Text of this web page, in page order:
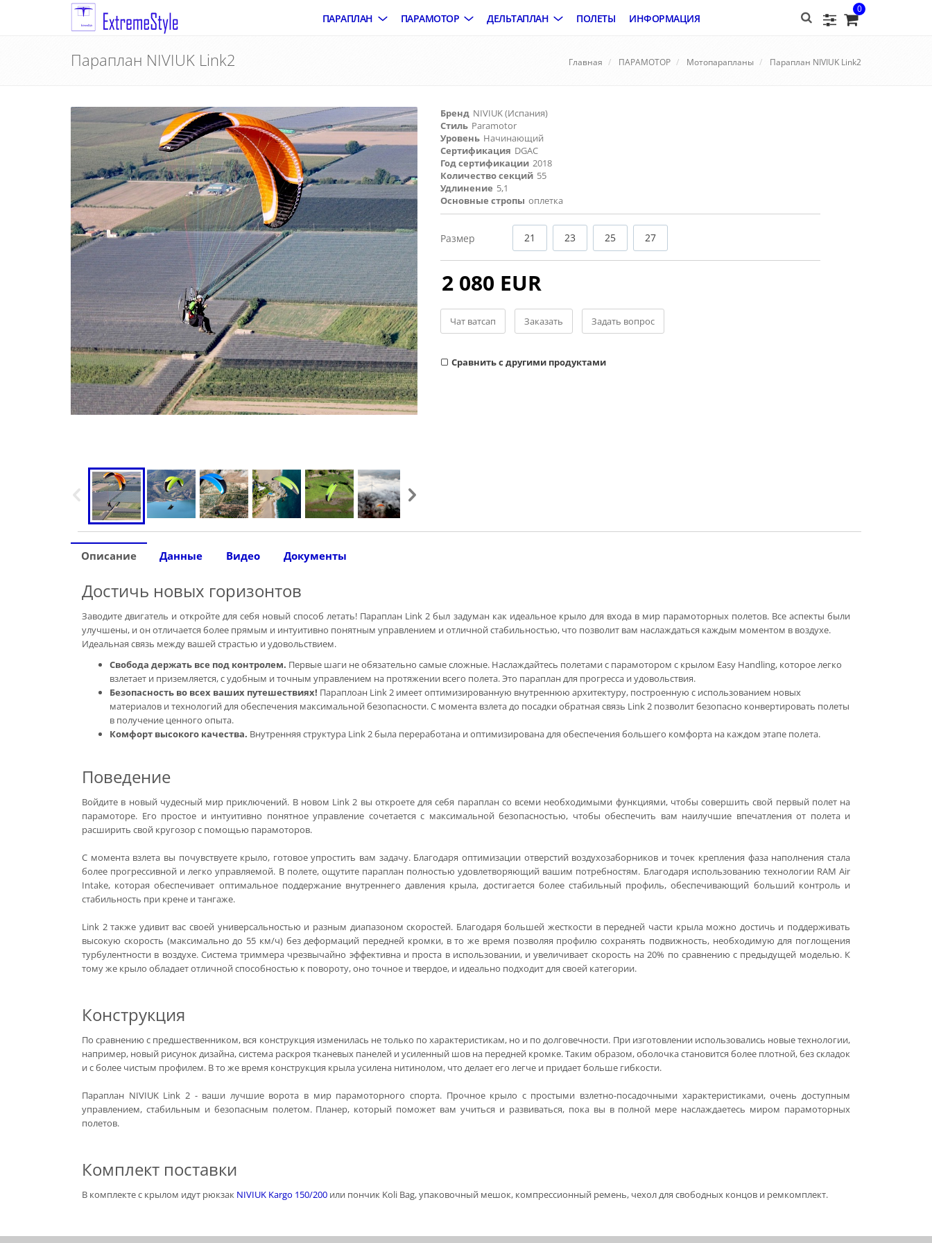
0
ПАРАПЛАН ПАРАМОТОР ДЕЛЬТАПЛАН ПОЛЕТЫ ИНФОРМАЦИЯ
Параплан NIVIUK Link2 Главная ПАРАМОТОР Мотопарапланы Параплан NIVIUK Link2
Бренд NIVIUK (Испания)
Стиль Paramotor
Уровень Начинающий
Сертификация DGAC
Год сертификации 2018
Количество секций 55
Удлинение 5,1
Основные стропы оплетка
Размер 21 23 25 27
2 080 EUR
Чат ватсап Заказать Задать вопрос
Cравнить с другими продуктами
Описание Данные Видео Документы
Достичь новых горизонтов
Заводите двигатель и откройте для себя новый способ летать! Параплан Link 2 был задуман как идеальное крыло для входа в мир парамоторных полетов. Все аспекты были
улучшены, и он отличается более прямым и интуитивно понятным управлением и отличной стабильностью, что позволит вам наслаждаться каждым моментом в воздухе.
Идеальная связь между вашей страстью и удовольствием.
Свобода держать все под контролем. Первые шаги не обязательно самые сложные. Наслаждайтесь полетами с парамотором с крылом Easy Handling, которое легко
взлетает и приземляется, с удобным и точным управлением на протяжении всего полета. Это параплан для прогресса и удовольствия.
Безопасность во всех ваших путешествиях! Параплоан Link 2 имеет оптимизированную внутреннюю архитектуру, построенную с использованием новых
материалов и технологий для обеспечения максимальной безопасности. С момента взлета до посадки обратная связь Link 2 позволит безопасно конвертировать полеты
в получение ценного опыта.
Комфорт высокого качества. Внутренняя структура Link 2 была переработана и оптимизирована для обеспечения большего комфорта на каждом этапе полета.
Поведение
Войдите в новый чудесный мир приключений. В новом Link 2 вы откроете для себя параплан со всеми необходимыми функциями, чтобы совершить свой первый полет на
парамоторе. Его простое и интуитивно понятное управление сочетается с максимальной безопасностью, чтобы обеспечить вам наилучшие впечатления от полета и
расширить свой кругозор с помощью парамоторов.
С момента взлета вы почувствуете крыло, готовое упростить вам задачу. Благодаря оптимизации отверстий воздухозаборников и точек крепления фаза наполнения стала
более прогрессивной и легко управляемой. В полете, ощутите параплан полностью удовлетворяющий вашим потребностям. Благодаря использованию технологии RAM Air
Intake, которая обеспечивает оптимальное поддержание внутреннего давления крыла, достигается более стабильный профиль, обеспечивающий больший контроль и
стабильность при крене и тангаже.
Link 2 также удивит вас своей универсальностью и разным диапазоном скоростей. Благодаря большей жесткости в передней части крыла можно достичь и поддерживать
высокую скорость (максимально до 55 км/ч) без деформаций передней кромки, в то же время позволяя профилю сохранять подвижность, необходимую для поглощения
турбулентности в воздухе. Система триммера чрезвычайно эффективна и проста в использовании, и увеличивает скорость на 20% по сравнению с предыдущей моделью. К
тому же крыло обладает отличной способностью к повороту, оно точное и твердое, и идеально подходит для своей категории.
Конструкция
По сравнению с предшественником, вся конструкция изменилась не только по характеристикам, но и по долговечности. При изготовлении использовались новые технологии,
например, новый рисунок дизайна, система раскроя тканевых панелей и усиленный шов на передней кромке. Таким образом, оболочка становится более плотной, без складок
и с более чистым профилем. В то же время конструкция крыла усилена нитинолом, что делает его легче и придает больше гибкости.
Параплан NIVIUK Link 2 - ваши лучшие ворота в мир парамоторного спорта. Прочное крыло с простыми взлетно-посадочными характеристиками, очень доступным
управлением, стабильным и безопасным полетом. Планер, который поможет вам учиться и развиваться, пока вы в полной мере наслаждаетесь миром парамоторных
полетов.
Комплект поставки
В комплекте с крылом идут рюкзак NIVIUK Kargo 150/200 или пончик Koli Bag, упаковочный мешок, компрессионный ремень, чехол для свободных концов и ремкомплект.